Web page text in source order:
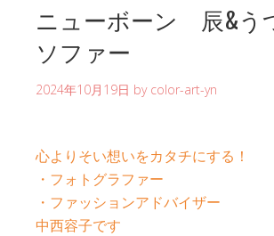
ニューボーン 辰&う
ソファー
2024年10月19日 by color-art-yn
心よりそい想いをカタチにする！
・フォトグラファー
・ファッションアドバイザー
中西容子です